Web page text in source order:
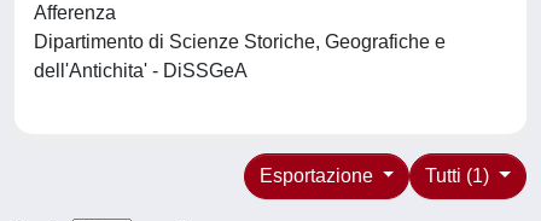
Afferenza
Dipartimento di Scienze Storiche, Geografiche e
dell'Antichita' - DiSSGeA
Tutti (1)
Esportazione